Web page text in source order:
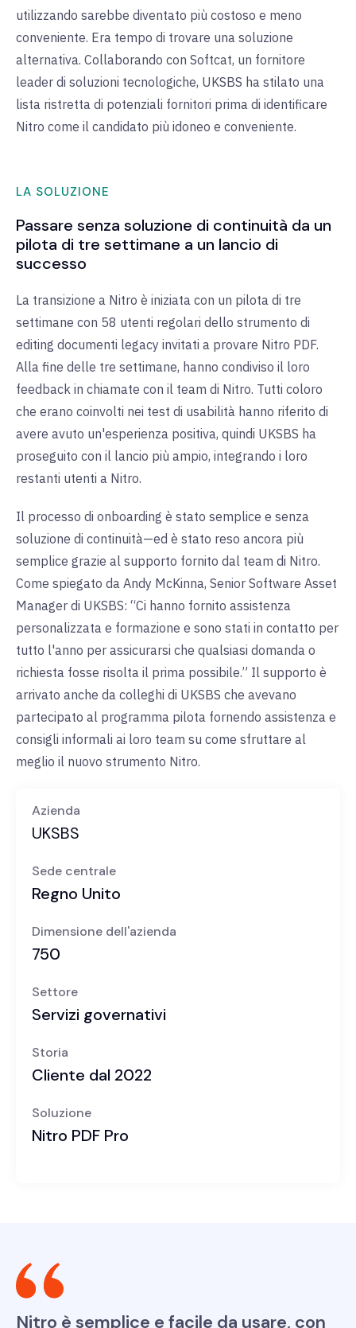
utilizzando sarebbe diventato più costoso e meno
conveniente. Era tempo di trovare una soluzione
alternativa. Collaborando con Softcat, un fornitore
leader di soluzioni tecnologiche, UKSBS ha stilato una
lista ristretta di potenziali fornitori prima di identificare
Nitro come il candidato più idoneo e conveniente.
LA SOLUZIONE
Passare senza soluzione di continuità da un
pilota di tre settimane a un lancio di
successo
La transizione a Nitro è iniziata con un pilota di tre
settimane con 58 utenti regolari dello strumento di
editing documenti legacy invitati a provare Nitro PDF.
Alla fine delle tre settimane, hanno condiviso il loro
feedback in chiamate con il team di Nitro. Tutti coloro
che erano coinvolti nei test di usabilità hanno riferito di
avere avuto un'esperienza positiva, quindi UKSBS ha
proseguito con il lancio più ampio, integrando i loro
restanti utenti a Nitro.
Il processo di onboarding è stato semplice e senza
soluzione di continuità—ed è stato reso ancora più
semplice grazie al supporto fornito dal team di Nitro.
Come spiegato da Andy McKinna, Senior Software Asset
Manager di UKSBS: “Ci hanno fornito assistenza
personalizzata e formazione e sono stati in contatto per
tutto l'anno per assicurarsi che qualsiasi domanda o
richiesta fosse risolta il prima possibile.” Il supporto è
arrivato anche da colleghi di UKSBS che avevano
partecipato al programma pilota fornendo assistenza e
consigli informali ai loro team su come sfruttare al
meglio il nuovo strumento Nitro.
Azienda
UKSBS
Sede centrale
Regno Unito
Dimensione dell'azienda
750
Settore
Servizi governativi
Storia
Cliente dal 2022
Soluzione
Nitro PDF Pro
Nitro è semplice e facile da usare, con